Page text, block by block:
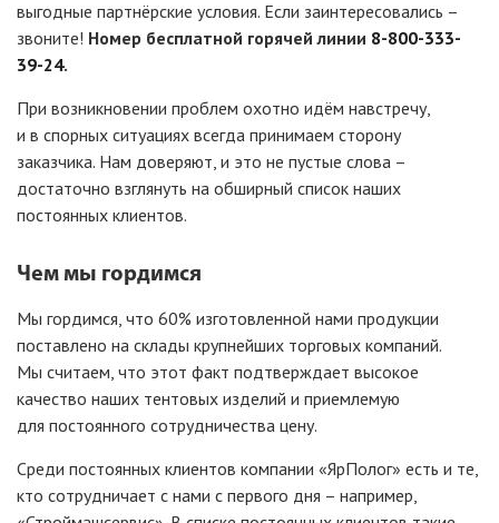
выгодные партнёрские условия. Если заинтересовались –
звоните! Номер бесплатной горячей линии 8-800-333-
39-24.
При возникновении проблем охотно идём навстречу,
и в спорных ситуациях всегда принимаем сторону
заказчика. Нам доверяют, и это не пустые слова –
достаточно взглянуть на обширный список наших
постоянных клиентов.
Чем мы гордимся
Мы гордимся, что 60% изготовленной нами продукции
поставлено на склады крупнейших торговых компаний.
Мы считаем, что этот факт подтверждает высокое
качество наших тентовых изделий и приемлемую
для постоянного сотрудничества цену.
Среди постоянных клиентов компании «ЯрПолог» есть и те,
кто сотрудничает с нами с первого дня – например,